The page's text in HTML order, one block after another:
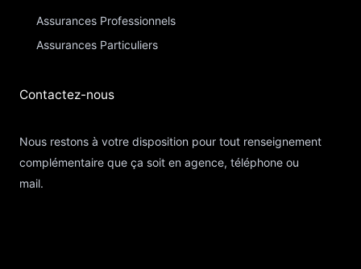
Assurances Professionnels
Assurances Particuliers​
Contactez-nous​
Nous restons à votre disposition pour tout renseignement
complémentaire que ça soit en agence, téléphone ou
mail.